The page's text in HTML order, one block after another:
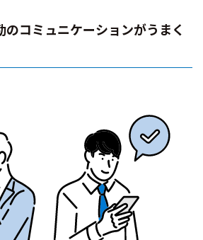
コミュニケーションがうまく